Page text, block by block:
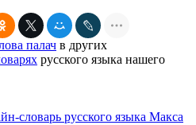
палач в других
русского языка нашего
словарь русского языка Макса